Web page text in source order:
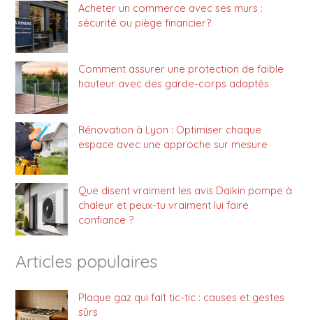
Acheter un commerce avec ses murs :
sécurité ou piège financier?
Comment assurer une protection de faible
hauteur avec des garde-corps adaptés
Rénovation à Lyon : Optimiser chaque
espace avec une approche sur mesure
Que disent vraiment les avis Daikin pompe à
chaleur et peux-tu vraiment lui faire
confiance ?
Articles populaires
Plaque gaz qui fait tic-tic : causes et gestes
sûrs